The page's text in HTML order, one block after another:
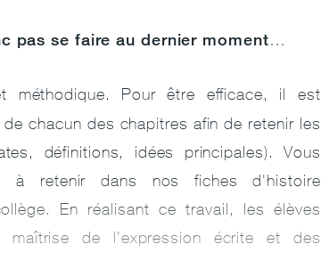
pas se faire au dernier moment…
méthodique. Pour être efficace, il est
de chacun des chapitres afin de retenir les
définitions, idées principales). Vous
à retenir dans nos fiches d'histoire
En réalisant ce travail, les élèves
de l’expression écrite et des